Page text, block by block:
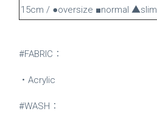
15cm / ●oversize ■normal ▲slim
#FABRIC：
・Acrylic
#WASH：